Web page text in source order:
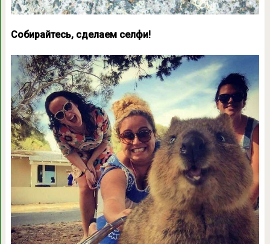
Собирайтесь, сделаем селфи!